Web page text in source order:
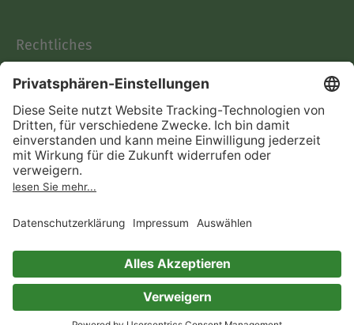
Rechtliches
AGB
Informationen nach Data
Act
Verträge hier kündigen
Impressum
Immer ein gutes Buch